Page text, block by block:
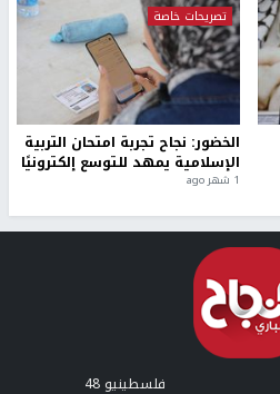
تصريحات خاصة
الخضور: نجاح تجربة امتحان التربية
الإسلامية يمهد للتوسع إلكترونيًا
1 شهر ago
فلسطينيو 48